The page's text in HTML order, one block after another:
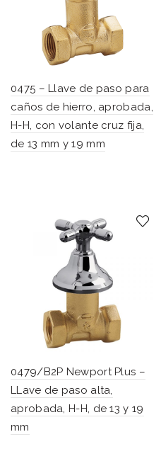
0475 – Llave de paso para
caños de hierro, aprobada,
H-H, con volante cruz fija,
de 13 mm y 19 mm
0479/B2P Newport Plus –
LLave de paso alta,
aprobada, H-H, de 13 y 19
mm